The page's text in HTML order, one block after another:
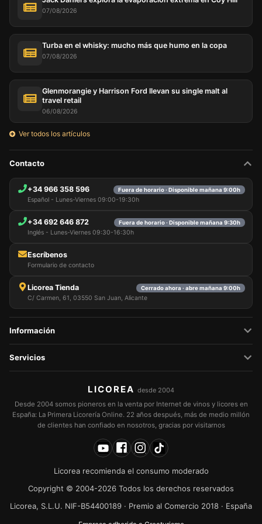
07/08/2026
Turba en el whisky: mucho más que humo en la copa
07/08/2026
Glenmorangie y Harrison Ford llevan su single malt al
travel retail
06/08/2026
Ver todos los artículos
Contacto
+34 966 358 596 Fuera de horario · Disponible mañana 9:00h
Español - Lunes-Viernes 09:00-19:30h
+34 692 646 872 Fuera de horario · Disponible mañana 9:30h
Inglés - Lunes-Viernes 09:30-16:30h
Escríbenos
Formulario de contacto
Licorea Tienda Cerrado ahora · abre mañana 9:00h
C/ Carmen, 61, 03550 San Juan, Alicante
Información
Servicios
LICOREA desde 2004
Desde 2004 somos pioneros en la venta por Internet de vinos y licores en
España: La Primera Licorería Online. 22 años después, más de medio millón
de clientes han confiado en nosotros, gracias por visitarnos
Licorea recomienda el consumo moderado
Copyright © 2004-2026 Todos los derechos reservados
Licorea, S.L.U. NIF-B54400189 · Premio al Comercio 2018 · España